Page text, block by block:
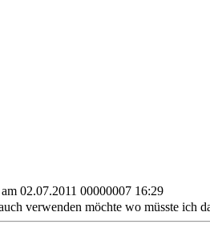
02.07.2011 00000007 16:29
verwenden möchte wo müsste ich